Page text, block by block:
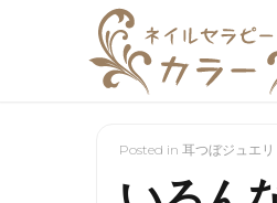
Posted in 耳つぼジュエリ